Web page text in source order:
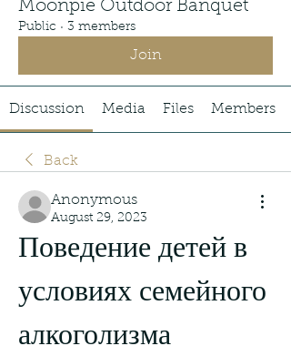
Moonpie Outdoor Banquet
Public · 3 members
Join
Discussion Media Files Members
Back
Anonymous
August 29, 2023
Поведение детей в
условиях семейного
алкоголизма